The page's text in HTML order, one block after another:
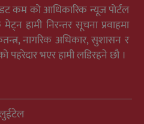
कम को आधिकारिक न्यूज पोर्टल
हामी निरन्तर सूचना प्रवाहमा
नागरिक अधिकार, सुशासन र
पहरेदार भएर हामी लडिरहने छौ ।